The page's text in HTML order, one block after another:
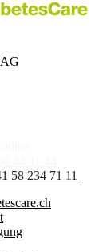
58 234 71 11